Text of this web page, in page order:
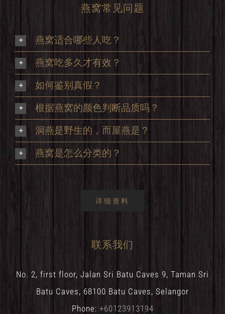
燕窝常见问题
燕窝适合哪些人吃？
燕窝吃多久才有效？
如何鉴别真假？
根据燕窝的颜色判断品质吗？
洞燕是野生的，而屋燕是？
燕窝是怎么分类的？
详细资料
联系我们
No. 2, first floor, Jalan Sri Batu Caves 9, Taman Sri
Batu Caves, 68100 Batu Caves, Selangor
Phone: +60123913194